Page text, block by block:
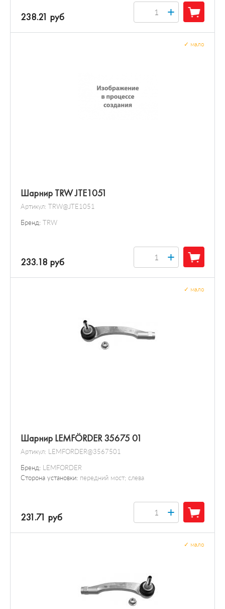
238.21 руб +
Шарнир TRW JTE1051
Артикул: TRW@JTE1051
Бренд: TRW
мало
233.18 руб +
Шарнир LEMFÖRDER 35675 01
Артикул: LEMFORDER@3567501
Бренд: LEMFORDER
Сторона установки: передний мост; слева
мало
231.71 руб +
мало